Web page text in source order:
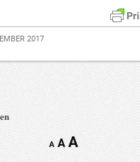
2017
A A A